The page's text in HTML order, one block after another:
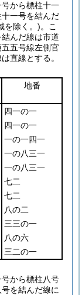
から標柱十一
一号を結んだ
を除く。)。こ
んだ線は市道
五号線左側官
直線とする。
地番
四一の一
四一の一
一の一四一
一の八三一
一の八三一
七二
七二
八の二
三三の一
八の六
三二の一
から標柱八号
を結んだ線に